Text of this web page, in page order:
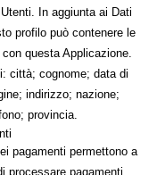
In aggiunta ai Dati
profilo può contenere le
questa Applicazione.
città; cognome; data di
indirizzo; nazione;
provincia.
pagamenti permettono a
processare pagamenti